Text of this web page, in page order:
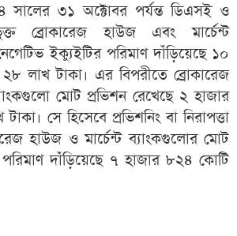
সালের ৩১ অক্টোবর পর্যন্ত ডিএসই ও
ব্রোকারেজ হাউজ এবং মার্চেন্ট
ইক্যুইটির পরিমাণ দাঁড়িয়েছে ১০
লাখ টাকা। এর বিপরীতে ব্রোকারেজ
মোট প্রভিশন রেখেছে ২ হাজার
সে হিসেবে প্রভিশনিং বা নিরাপত্তা
হাউজ ও মার্চেন্ট ব্যাংকগুলোর মোট
দাঁড়িয়েছে ৭ হাজার ৮২৪ কোটি